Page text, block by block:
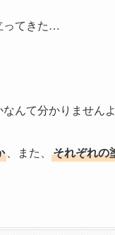
ってきた…
んて分かりませんよ
、また、 それぞれの